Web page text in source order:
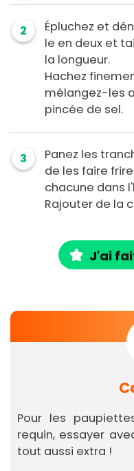
2
Épluchez et
le en deux et
la longueur.
Hachez
mélangez-les
pincée de sel.
3
Panez les
de les faire
chacune dans
Rajouter de la
J'ai
Pour les
requin, essayer
tout aussi extra !